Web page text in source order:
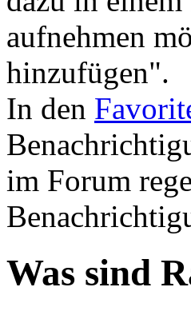
aufnehmen
hinzufügen".
In den
im Forum
Was sind